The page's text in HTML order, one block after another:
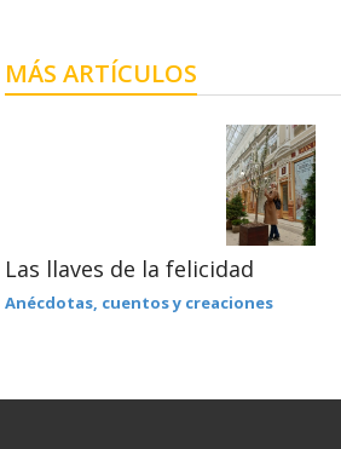
MÁS ARTÍCULOS
Las llaves de la felicidad
Anécdotas, cuentos y creaciones